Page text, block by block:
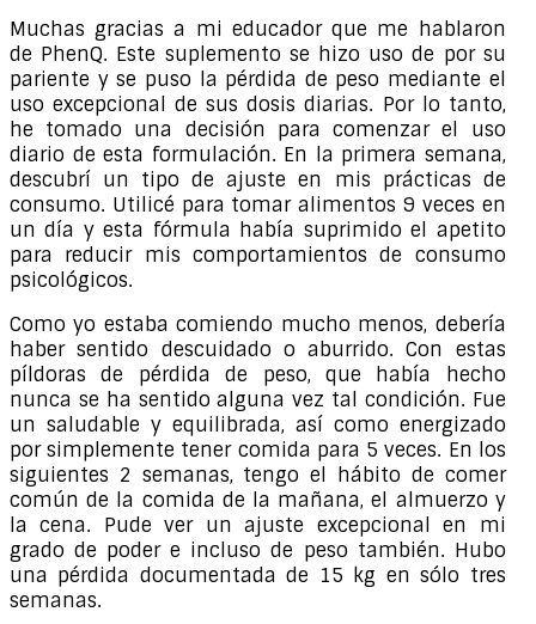
Muchas gracias a mi educador que me hablaron
de PhenQ. Este suplemento se hizo uso de por su
pariente y se puso la pérdida de peso mediante el
uso excepcional de sus dosis diarias. Por lo tanto,
he tomado una decisión para comenzar el uso
diario de esta formulación. En la primera semana,
descubrí un tipo de ajuste en mis prácticas de
consumo. Utilicé para tomar alimentos 9 veces en
un día y esta fórmula había suprimido el apetito
para reducir mis comportamientos de consumo
psicológicos.
Como yo estaba comiendo mucho menos, debería
haber sentido descuidado o aburrido. Con estas
píldoras de pérdida de peso, que había hecho
nunca se ha sentido alguna vez tal condición. Fue
un saludable y equilibrada, así como energizado
por simplemente tener comida para 5 veces. En los
siguientes 2 semanas, tengo el hábito de comer
común de la comida de la mañana, el almuerzo y
la cena. Pude ver un ajuste excepcional en mi
grado de poder e incluso de peso también. Hubo
una pérdida documentada de 15 kg en sólo tres
semanas.